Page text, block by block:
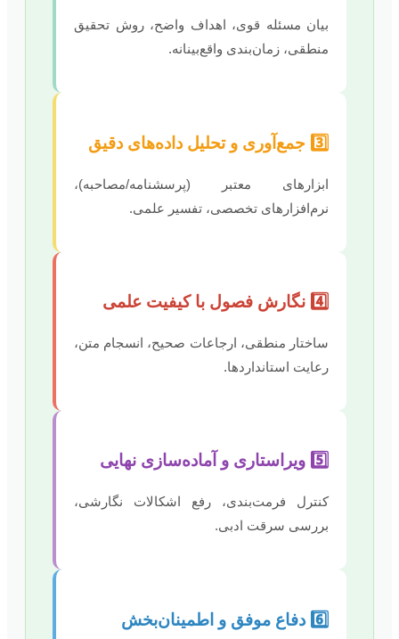
بیان مسئله قوی، اهداف واضح، روش تحقیق
منطقی، زمان‌بندی واقع‌بینانه.
3️⃣ جمع‌آوری و تحلیل داده‌های دقیق
ابزارهای معتبر (پرسشنامه/مصاحبه)،
نرم‌افزارهای تخصصی، تفسیر علمی.
4️⃣ نگارش فصول با کیفیت علمی
ساختار منطقی، ارجاعات صحیح، انسجام متن،
رعایت استانداردها.
5️⃣ ویراستاری و آماده‌سازی نهایی
کنترل فرمت‌بندی، رفع اشکالات نگارشی،
بررسی سرقت ادبی.
6️⃣ دفاع موفق و اطمینان‌بخش